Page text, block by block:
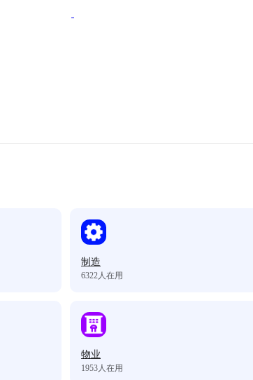
制造
6322人在用
物业
1953人在用